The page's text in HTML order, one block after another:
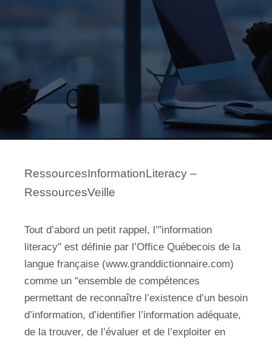
RessourcesInformationLiteracy –
RessourcesVeille
Tout d’abord un petit rappel, l’"information
literacy" est définie par l’Office Québecois de la
langue française (www.granddictionnaire.com)
comme un "ensemble de compétences
permettant de reconnaître l’existence d’un besoin
d’information, d’identifier l’information adéquate,
de la trouver, de l’évaluer et de l’exploiter en